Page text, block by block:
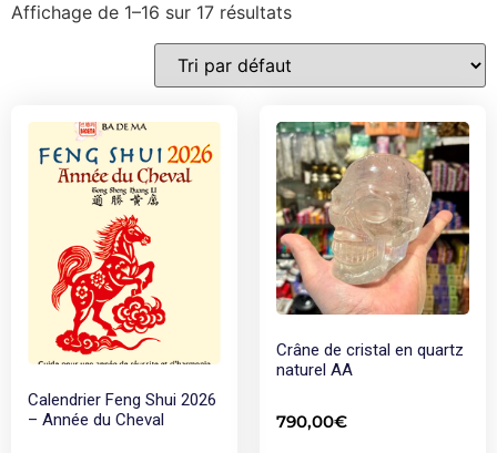
Affichage de 1–16 sur 17 résultats
Calendrier Feng Shui 2026
– Année du Cheval
Crâne de cristal en quartz
naturel AA
790,00€